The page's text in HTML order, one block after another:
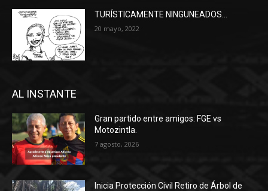
TURÍSTICAMENTE NINGUNEADOS…
20 mayo, 2022
AL INSTANTE
Gran partido entre amigos: FGE vs
Motozintla.
7 agosto, 2026
Inicia Protección Civil Retiro de Árbol de